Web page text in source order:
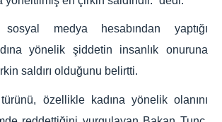
medya hesabından yaptığı
yönelik şiddetin insanlık onuruna
saldırı olduğunu belirtti.
özellikle kadına yönelik olanını